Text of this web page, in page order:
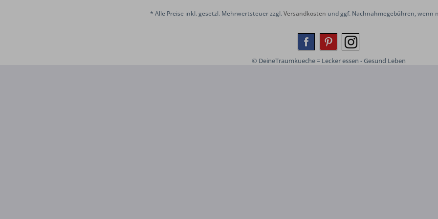
* Alle Preise inkl. gesetzl. Mehrwertsteuer zzgl.Versandkosten und ggf. Nachnahmegebühren, wenn
© DeineTraumkueche = Lecker essen - Gesund Leben